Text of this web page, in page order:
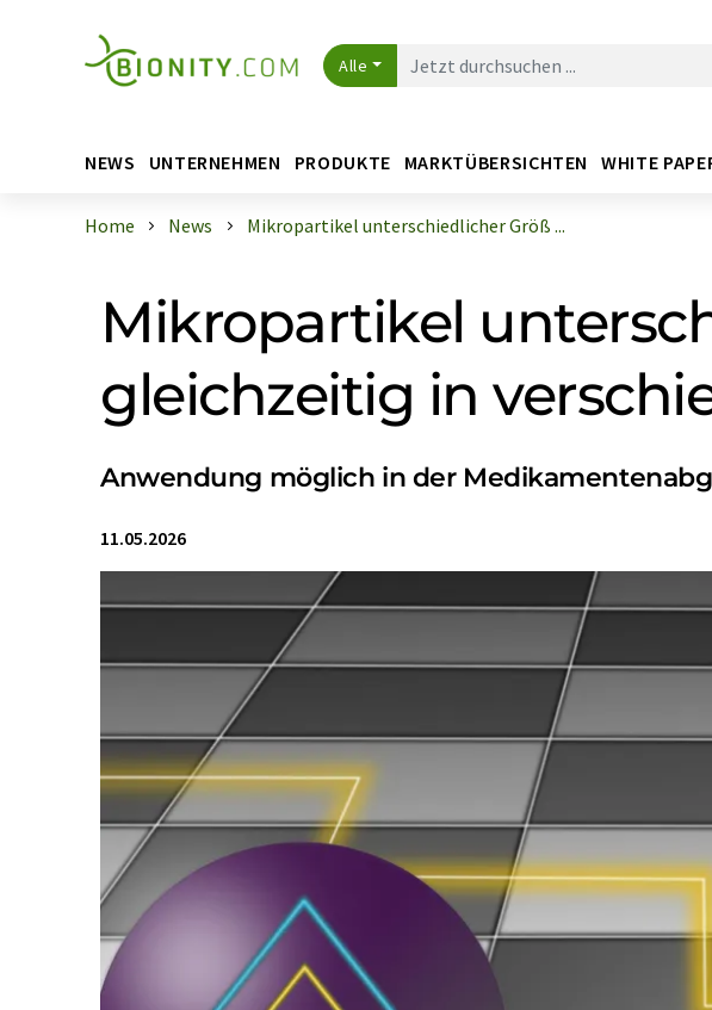
Alle
NEWS UNTERNEHMEN PRODUKTE MARKTÜBERSICHTEN WHITE
Home News Mikropartikel unterschiedlicher Größ ...
Mikropartikel
gleichzeitig in
Anwendung möglich in der
11.05.2026